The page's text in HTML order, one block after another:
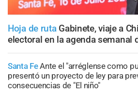
Hoja de ruta Gabinete, viaje a
electoral en la agenda semanal
Santa FeAnte el "arréglense como
presentó un proyecto de ley para
consecuencias de "El niño"